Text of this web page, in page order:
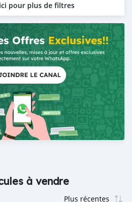
pour plus de filtres
à vendre